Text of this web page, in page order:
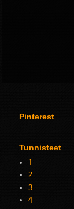
Pinterest
Tunnisteet
1
2
3
4